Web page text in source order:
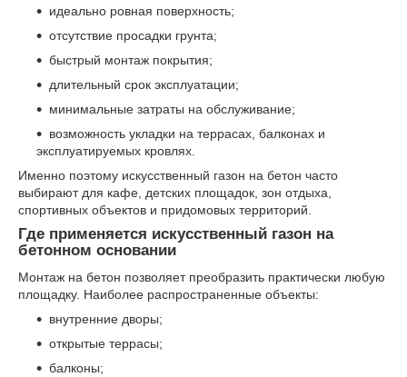
идеально ровная поверхность;
отсутствие просадки грунта;
быстрый монтаж покрытия;
длительный срок эксплуатации;
минимальные затраты на обслуживание;
возможность укладки на террасах, балконах и
эксплуатируемых кровлях.
Именно поэтому искусственный газон на бетон часто
выбирают для кафе, детских площадок, зон отдыха,
спортивных объектов и придомовых территорий.
Где применяется искусственный газон на
бетонном основании
Монтаж на бетон позволяет преобразить практически любую
площадку. Наиболее распространенные объекты:
внутренние дворы;
открытые террасы;
балконы;